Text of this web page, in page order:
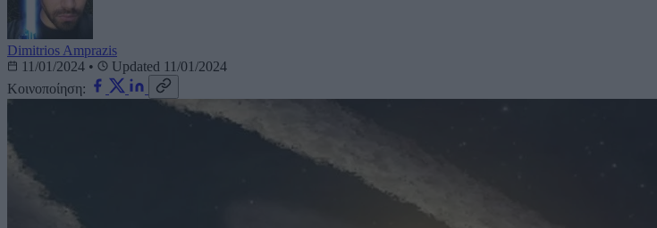
Dimitrios Amprazis
11/01/2024 •
Updated 11/01/2024
Κοινοποίηση: